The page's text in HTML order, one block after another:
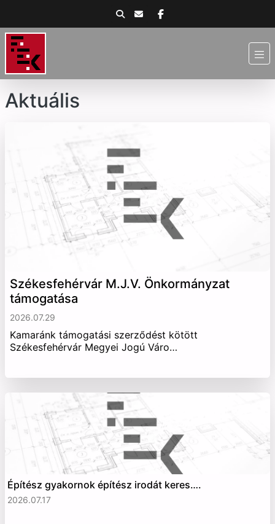
Aktuális
Székesfehérvár M.J.V. Önkormányzat
támogatása
2026.07.29
Kamaránk támogatási szerződést kötött
Székesfehérvár Megyei Jogú Váro…
Építész gyakornok építész irodát keres….
2026.07.17